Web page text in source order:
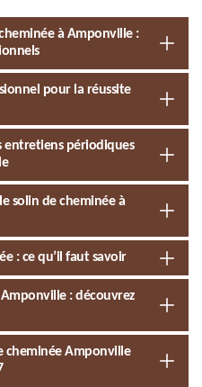
à Amponville :
pour la réussite
entretiens périodiques
solin de cheminée à
: ce qu’il faut savoir
: découvrez
cheminée Amponville